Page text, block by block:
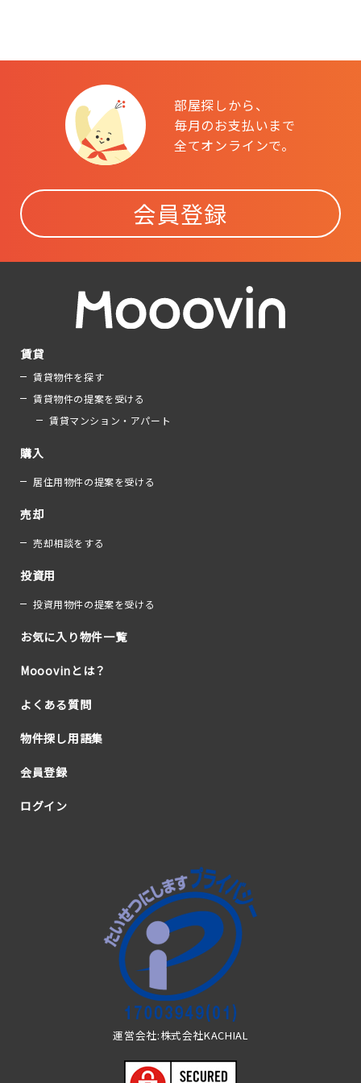
部屋探しから、
毎月のお支払いまで
全てオンラインで。
会員登録
賃貸
賃貸物件を探す
賃貸物件の提案を受ける
賃貸マンション・アパート
購入
居住用物件の提案を受ける
売却
売却相談をする
投資用
投資用物件の提案を受ける
お気に入り物件一覧
Mooovinとは？
よくある質問
物件探し用語集
会員登録
ログイン
運営会社:株式会社KACHIAL